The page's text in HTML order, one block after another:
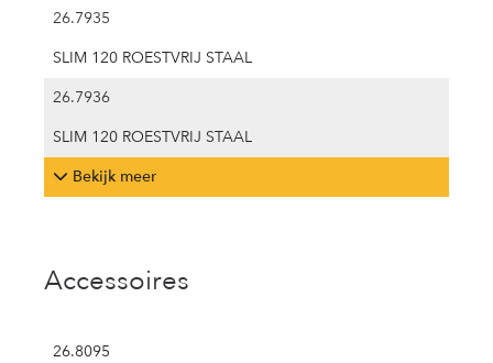
26.7935
SLIM 120 ROESTVRIJ STAAL
26.7936
SLIM 120 ROESTVRIJ STAAL
Bekijk meer
Accessoires
26.8095